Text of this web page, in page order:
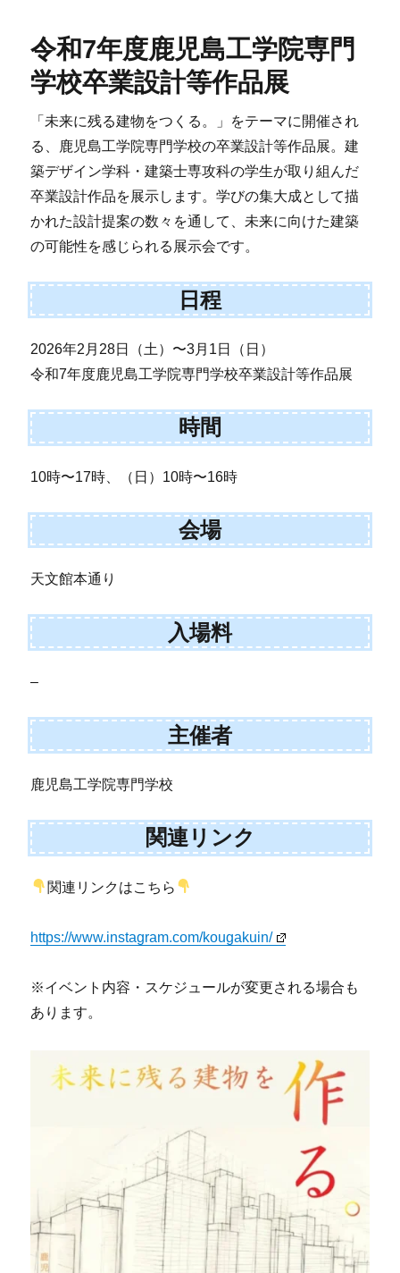
令和7年度鹿児島工学院専門
学校卒業設計等作品展
「未来に残る建物をつくる。」をテーマに開催され
る、鹿児島工学院専門学校の卒業設計等作品展。建
築デザイン学科・建築士専攻科の学生が取り組んだ
卒業設計作品を展示します。学びの集大成として描
かれた設計提案の数々を通して、未来に向けた建築
の可能性を感じられる展示会です。
日程
2026年2月28日（土）〜3月1日（日）
令和7年度鹿児島工学院専門学校卒業設計等作品展
時間
10時〜17時、（日）10時〜16時
会場
天文館本通り
入場料
–
主催者
鹿児島工学院専門学校
関連リンク
関連リンクはこちら
https://www.instagram.com/kougakuin/
※イベント内容・スケジュールが変更される場合も
あります。